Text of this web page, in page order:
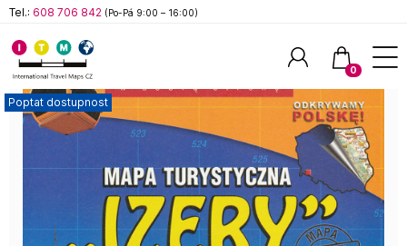
Poptat dostupnost
Tel.: 608 706 842 (Po-Pá 9:00 – 16:00)
0
Hledat